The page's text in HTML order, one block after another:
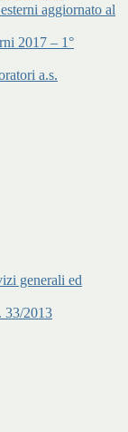
aggiornato al
2017 – 1°
a.s.
generali ed
33/2013